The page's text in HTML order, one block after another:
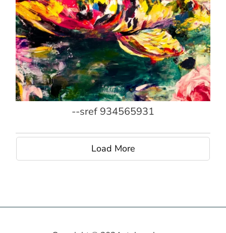
--sref 934565931
Load More